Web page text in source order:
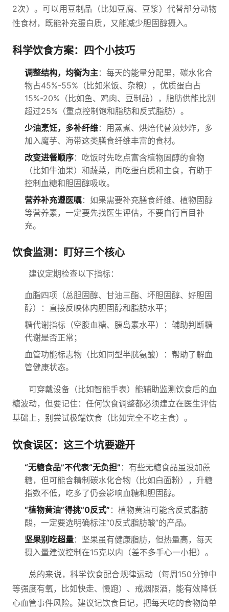
2次）。可以用豆制品（比如豆腐、豆浆）代替部分动物
性食材，既能补充蛋白质，又能减少胆固醇摄入。
科学饮食方案：四个小技巧
调整结构，均衡为主：每天的能量分配里，碳水化合
物占45%-55%（比如米饭、杂粮），优质蛋白占
15%-20%（比如鱼、鸡肉、豆制品），脂肪供能比别
超过25%（重点控制饱和脂肪和反式脂肪）。
少油烹饪，多补纤维：用蒸煮、烘焙代替煎炒炸，多
加入魔芋、海带这类膳食纤维丰富的食材。
改变进餐顺序：吃饭时先吃点富含植物固醇的食物
（比如牛油果）和蔬菜，再吃蛋白质和主食，有助于
控制血糖和胆固醇吸收。
营养补充遵医嘱：如果需要补充膳食纤维、植物固醇
等营养素，一定要先找医生评估，不要自行盲目补
充。
饮食监测：盯好三个核心
建议定期检查以下指标：
血脂四项（总胆固醇、甘油三酯、坏胆固醇、好胆固
醇）：直接反映体内胆固醇和脂肪水平；
糖代谢指标（空腹血糖、胰岛素水平）：辅助判断糖
代谢是否正常；
血管功能标志物（比如同型半胱氨酸）：帮助了解血
管健康状态。
可穿戴设备（比如智能手表）能辅助监测饮食后的血
糖波动，但要记住：任何饮食调整都必须建立在医生评估
基础上，别尝试极端饮食（比如完全不吃主食）。
饮食误区：这三个坑要避开
“无糖食品”不代表“无负担” ：有些无糖食品虽没加蔗
糖，但可能含精制碳水化合物（比如白面粉），升糖
指数不低，吃多了仍会影响血糖和胆固醇。
“植物黄油”得挑“0反式” ：植物黄油可能含反式脂肪
酸，一定要选明确标注“0反式脂肪酸”的产品。
坚果别吃超量：坚果虽有健康脂肪，但热量高，每天
摄入量建议控制在15克以内（差不多手心一小把）。
总的来说，科学饮食配合规律运动（每周150分钟中
等强度有氧，比如快走、慢跑）、戒烟限酒，能有效降低
心血管事件风险。建议记饮食日记，把每天吃的食物简单